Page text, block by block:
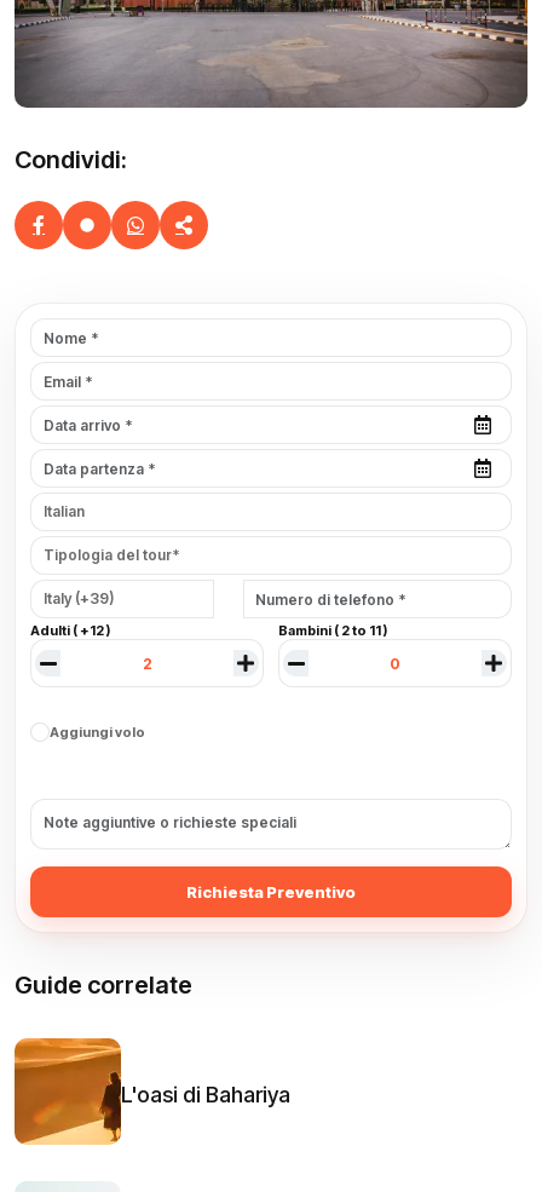
Condividi:
Adulti ( +12 ) Bambini ( 2 to 11 )
Aggiungi volo
Richiesta Preventivo
Guide correlate
L'oasi di Bahariya